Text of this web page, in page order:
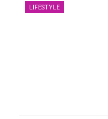
LIFESTYLE